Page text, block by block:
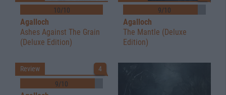
10/10
Agalloch
Ashes Against The Grain
(Deluxe Edition)
9/10
Agalloch
The Mantle (Deluxe
Edition)
9/10
Review 4